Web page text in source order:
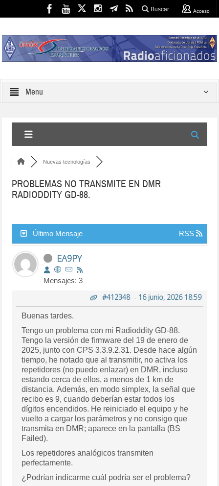
Buscar Acceso
Menu
Nuevas tecnologías
PROBLEMAS NO TRANSMITE EN DMR
RADIODDITY GD-88.
Último Mensaje RSS
EA9PY
Mensajes: 3
#412348- 16 junio, 2026 18:59
Buenas tardes.
Tengo un problema con mi Radioddity GD-88.
Tengo la versión de firmware del 19 de enero de
2025, junto con CPS 3.3.9.2.31. Desde hace algún
tiempo, he notado que al transmitir, no activa los
repetidores (no puedo enlazar) en DMR, incluso
estando cerca de ellos, a menos de 1 km de
distancia. Además, en modo simplex, la señal que
recibo es 9, cuando deberían estar todos los
dígitos encendidos. He reiniciado el equipo y he
vuelto a cargar los parámetros y no consigo que
transmita en DMR; aparece en la pantalla (BS
Failed).
Los repetidores analógicos transmiten
perfectamente.
¿Podrían indicarme cuál podría ser el problema?